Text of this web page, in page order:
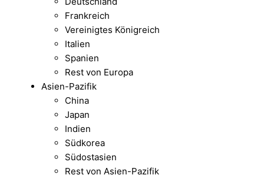
Frankreich
Vereinigtes Königreich
Italien
Spanien
Rest von Europa
Asien-Pazifik
China
Japan
Indien
Südkorea
Südostasien
Rest von Asien-Pazifik